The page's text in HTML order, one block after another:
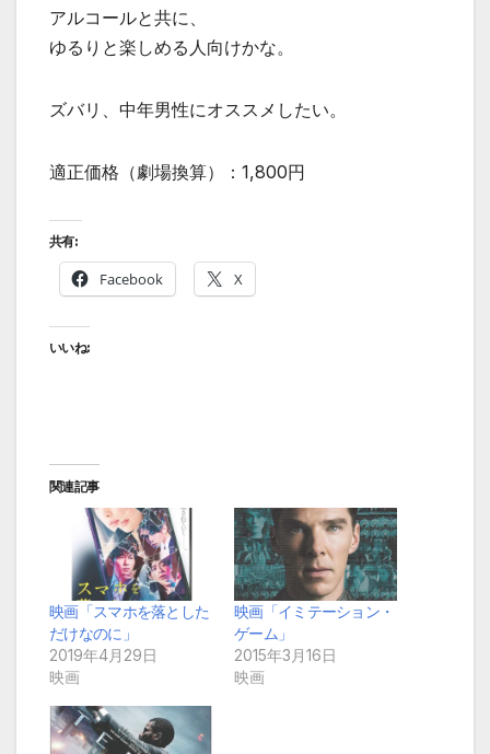
アルコールと共に、
ゆるりと楽しめる人向けかな。
ズバリ、中年男性にオススメしたい。
適正価格（劇場換算）：1,800円
共有:
Facebook X
いいね:
関連記事
映画「スマホを落とした
だけなのに」
2019年4月29日
映画
映画「イミテーション・
ゲーム」
2015年3月16日
映画